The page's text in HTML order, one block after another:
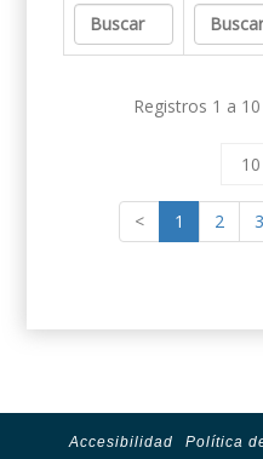
Registros 1 a
< 1 2 3
Accesibilidad Política